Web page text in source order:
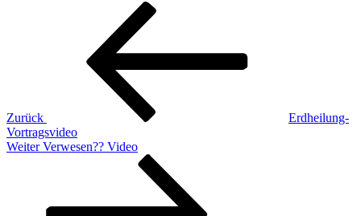
Beitragsnavigation
Zurück
Erdheilung-
Vortragsvideo
Nächster
Weiter Verwesen?? Video